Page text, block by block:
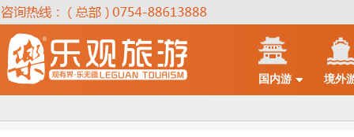
国内游 境外